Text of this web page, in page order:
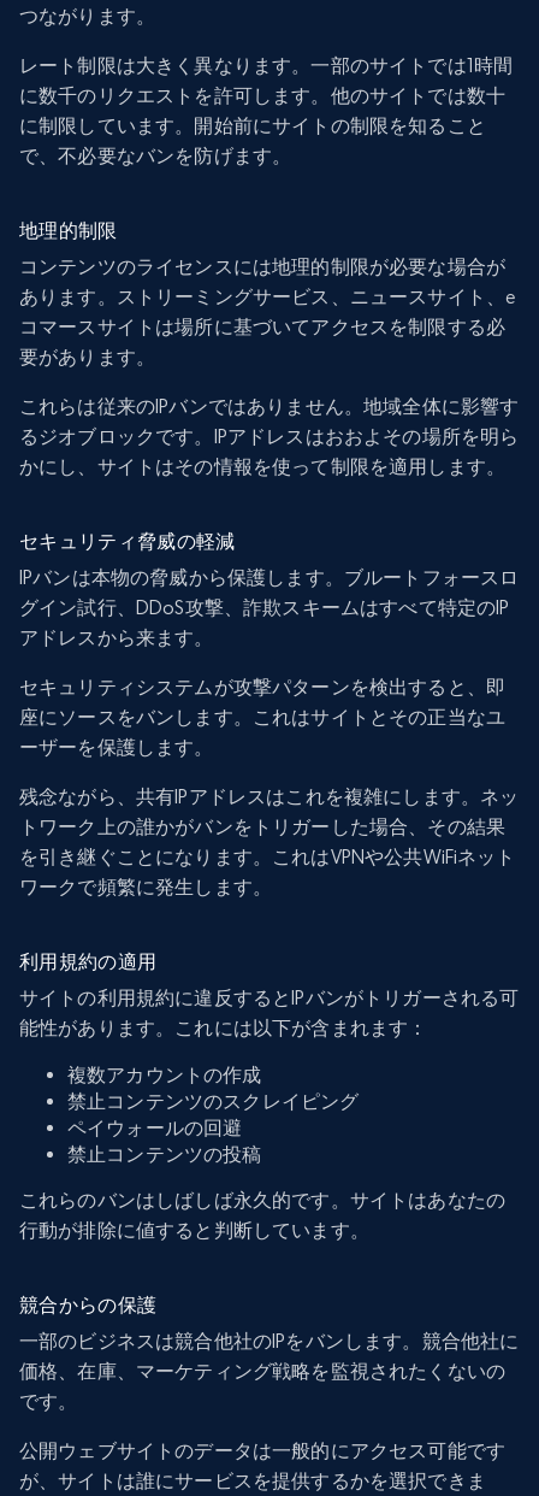
つながります。
レート制限は大きく異なります。一部のサイトでは1時間
に数千のリクエストを許可します。他のサイトでは数十
に制限しています。開始前にサイトの制限を知ること
で、不必要なバンを防げます。
地理的制限
コンテンツのライセンスには地理的制限が必要な場合が
あります。ストリーミングサービス、ニュースサイト、e
コマースサイトは場所に基づいてアクセスを制限する必
要があります。
これらは従来のIPバンではありません。地域全体に影響す
るジオブロックです。IPアドレスはおおよその場所を明ら
かにし、サイトはその情報を使って制限を適用します。
セキュリティ脅威の軽減
IPバンは本物の脅威から保護します。ブルートフォースロ
グイン試行、DDoS攻撃、詐欺スキームはすべて特定のIP
アドレスから来ます。
セキュリティシステムが攻撃パターンを検出すると、即
座にソースをバンします。これはサイトとその正当なユ
ーザーを保護します。
残念ながら、共有IPアドレスはこれを複雑にします。ネッ
トワーク上の誰かがバンをトリガーした場合、その結果
を引き継ぐことになります。これはVPNや公共WiFiネット
ワークで頻繁に発生します。
利用規約の適用
サイトの利用規約に違反するとIPバンがトリガーされる可
能性があります。これには以下が含まれます：
複数アカウントの作成
禁止コンテンツのスクレイピング
ペイウォールの回避
禁止コンテンツの投稿
これらのバンはしばしば永久的です。サイトはあなたの
行動が排除に値すると判断しています。
競合からの保護
一部のビジネスは競合他社のIPをバンします。競合他社に
価格、在庫、マーケティング戦略を監視されたくないの
です。
公開ウェブサイトのデータは一般的にアクセス可能です
が、サイトは誰にサービスを提供するかを選択できま